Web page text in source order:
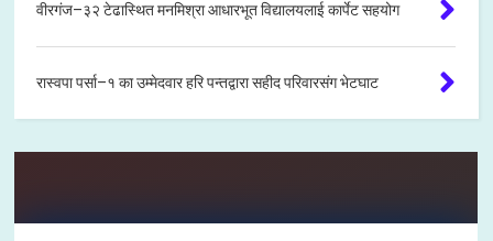
वीरगंज–३२ टेढास्थित मनमिश्रा आधारभूत विद्यालयलाई कार्पेट सहयोग
रास्वपा पर्सा–१ का उम्मेदवार हरि पन्तद्वारा सहीद परिवारसंग भेटघाट